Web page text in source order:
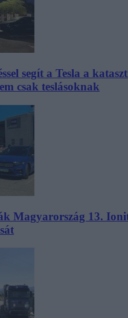
segít a Tesla a
csak teslásoknak
Magyarország 13.